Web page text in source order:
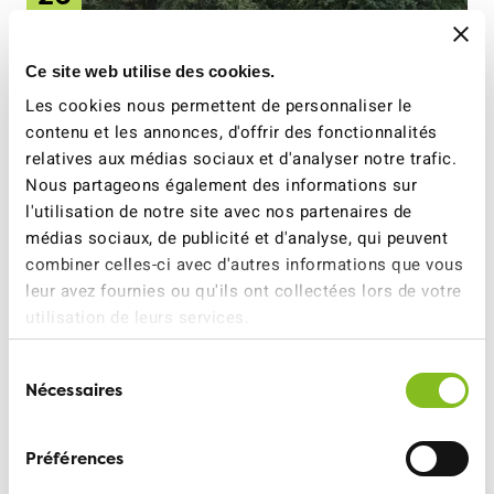
Ce site web utilise des cookies.
Les cookies nous permettent de personnaliser le
contenu et les annonces, d'offrir des fonctionnalités
relatives aux médias sociaux et d'analyser notre trafic.
Nous partageons également des informations sur
l'utilisation de notre site avec nos partenaires de
médias sociaux, de publicité et d'analyse, qui peuvent
combiner celles-ci avec d'autres informations que vous
leur avez fournies ou qu'ils ont collectées lors de votre
utilisation de leurs services.
Nécessaires
Préférences
SEPT.
22 JUIL. 2026
Bourse aux vélos à
Lausanne
EN SAVOIR PLUS